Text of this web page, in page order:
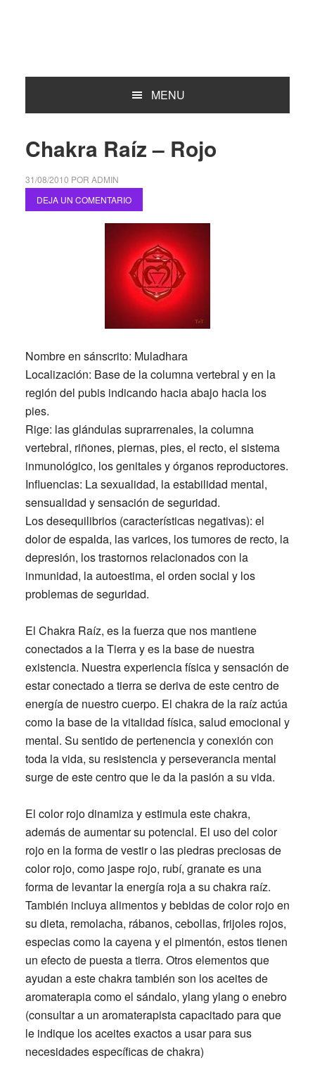
MENU
Chakra Raíz – Rojo
31/08/2010 POR ADMIN
DEJA UN COMENTARIO
Nombre en sánscrito: Muladhara
Localización: Base de la columna vertebral y en la
región del pubis indicando hacia abajo hacia los
pies.
Rige: las glándulas suprarrenales, la columna
vertebral, riñones, piernas, pies, el recto, el sistema
inmunológico, los genitales y órganos reproductores.
Influencias: La sexualidad, la estabilidad mental,
sensualidad y sensación de seguridad.
Los desequilibrios (características negativas): el
dolor de espalda, las varices, los tumores de recto, la
depresión, los trastornos relacionados con la
inmunidad, la autoestima, el orden social y los
problemas de seguridad.
El Chakra Raíz, es la fuerza que nos mantiene
conectados a la Tierra y es la base de nuestra
existencia. Nuestra experiencia física y sensación de
estar conectado a tierra se deriva de este centro de
energía de nuestro cuerpo. El chakra de la raíz actúa
como la base de la vitalidad física, salud emocional y
mental. Su sentido de pertenencia y conexión con
toda la vida, su resistencia y perseverancia mental
surge de este centro que le da la pasión a su vida.
El color rojo dinamiza y estimula este chakra,
además de aumentar su potencial. El uso del color
rojo en la forma de vestir o las piedras preciosas de
color rojo, como jaspe rojo, rubí, granate es una
forma de levantar la energía roja a su chakra raíz.
También incluya alimentos y bebidas de color rojo en
su dieta, remolacha, rábanos, cebollas, frijoles rojos,
especias como la cayena y el pimentón, estos tienen
un efecto de puesta a tierra. Otros elementos que
ayudan a este chakra también son los aceites de
aromaterapia como el sándalo, ylang ylang o enebro
(consultar a un aromaterapista capacitado para que
le indique los aceites exactos a usar para sus
necesidades específicas de chakra)